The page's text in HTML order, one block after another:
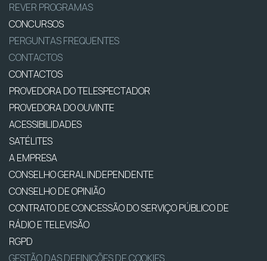
REVER PROGRAMAS
CONCURSOS
PERGUNTAS FREQUENTES
CONTACTOS
CONTACTOS
PROVEDORA DO TELESPECTADOR
PROVEDORA DO OUVINTE
ACESSIBILIDADES
SATÉLITES
A EMPRESA
CONSELHO GERAL INDEPENDENTE
CONSELHO DE OPINIÃO
CONTRATO DE CONCESSÃO DO SERVIÇO PÚBLICO DE
RÁDIO E TELEVISÃO
RGPD
GESTÃO DAS DEFINIÇÕES DE COOKIES